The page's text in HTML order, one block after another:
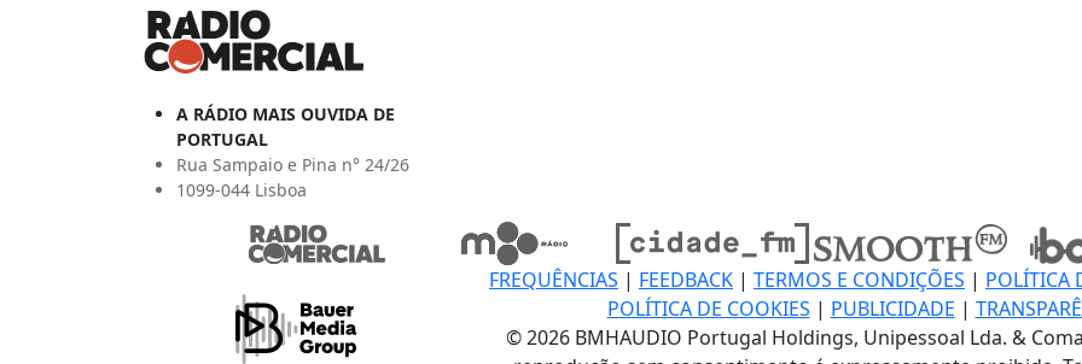
A RÁDIO MAIS OUVIDA DE
PORTUGAL
Rua Sampaio e Pina n° 24/26
1099-044 Lisboa
FREQUÊNCIAS | FEEDBACK | TERMOS E CONDIÇÕES | POLÍTICA
POLÍTICA DE COOKIES | PUBLICIDADE |
© 2026 BMHAUDIO Portugal Holdings, Unipessoal Lda. &